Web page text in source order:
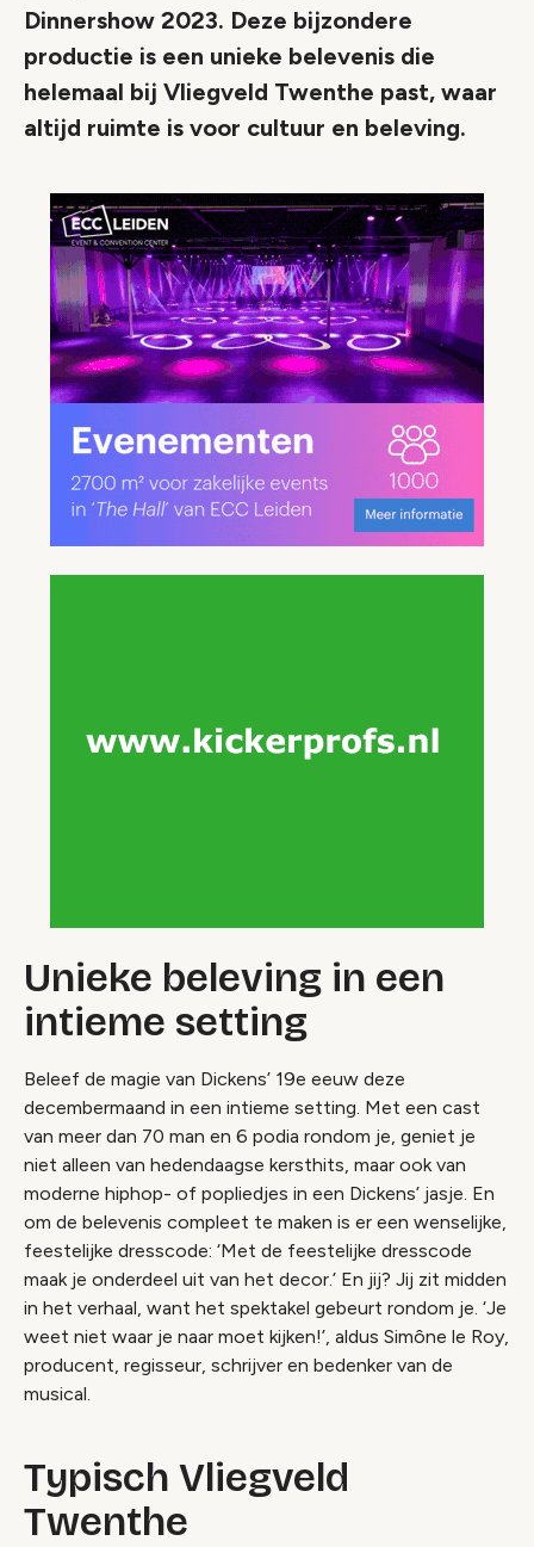
Dinnershow 2023. Deze bijzondere
productie is een unieke belevenis die
helemaal bij Vliegveld Twenthe past, waar
altijd ruimte is voor cultuur en beleving.
Unieke beleving in een
intieme setting
Beleef de magie van Dickens’ 19e eeuw deze
decembermaand in een intieme setting. Met een cast
van meer dan 70 man en 6 podia rondom je, geniet je
niet alleen van hedendaagse kersthits, maar ook van
moderne hiphop- of popliedjes in een Dickens’ jasje. En
om de belevenis compleet te maken is er een wenselijke,
feestelijke dresscode: ‘Met de feestelijke dresscode
maak je onderdeel uit van het decor.’ En jij? Jij zit midden
in het verhaal, want het spektakel gebeurt rondom je. ‘Je
weet niet waar je naar moet kijken!’, aldus Simône le Roy,
producent, regisseur, schrijver en bedenker van de
musical.
Typisch Vliegveld
Twenthe